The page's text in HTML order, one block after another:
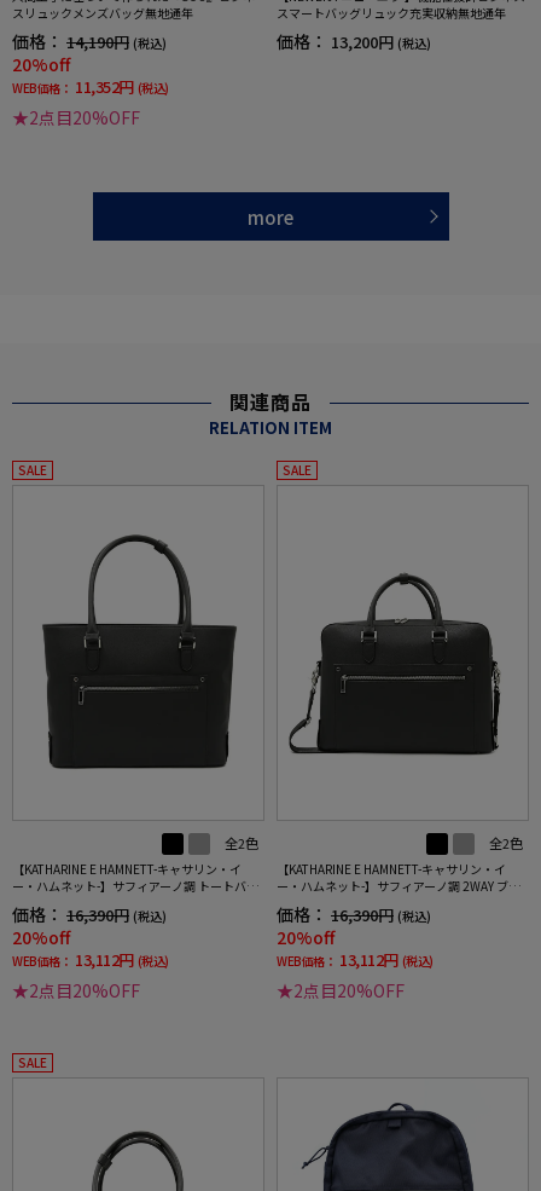
スリュックメンズバッグ無地通年
価格： 14,190円 (税込)
20%off
WEB価格： 11,352円 (税込)
★2点目20%OFF
スマートバッグリュック充実収納無地通年
価格： 13,200円 (税込)
more
関連商品
RELATION ITEM
SALE
全2色
【KATHARINE E HAMNETT-キャサリン・イ
ー・ハムネット-】サフィアーノ調 トートバッ
グ A4対応 通年
価格： 16,390円 (税込)
20%off
WEB価格： 13,112円 (税込)
★2点目20%OFF
SALE
全2色
【KATHARINE E HAMNETT-キャサリン・イ
ー・ハムネット-】サフィアーノ調 2WAY ブリ
ーフバッグ ショルダーバッグ 通年
価格： 16,390円 (税込)
20%off
WEB価格： 13,112円 (税込)
★2点目20%OFF
SALE